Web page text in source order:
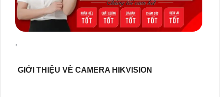
'
GIỚI THIỆU VỀ CAMERA HIKVISION